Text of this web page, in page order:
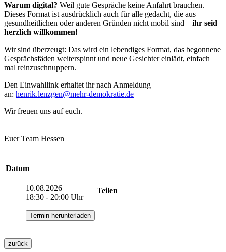
Warum digital? Weil gute Gespräche keine Anfahrt brauchen.
Dieses Format ist ausdrücklich auch für alle gedacht, die aus
gesundheitlichen oder anderen Gründen nicht mobil sind – ihr seid
herzlich willkommen!
Wir sind überzeugt: Das wird ein lebendiges Format, das begonnene
Gesprächsfäden weiterspinnt und neue Gesichter einlädt, einfach
mal reinzuschnuppern.
Den Einwahllink erhaltet ihr nach Anmeldung
an: henrik.lenzgen@mehr-demokratie.de
Wir freuen uns auf euch.
Euer Team Hessen
Datum
10.08.2026
18:30 - 20:00 Uhr
Termin herunterladen
Teilen
zurück